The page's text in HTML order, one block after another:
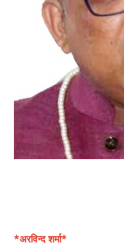
*अरविन्द शर्मा*